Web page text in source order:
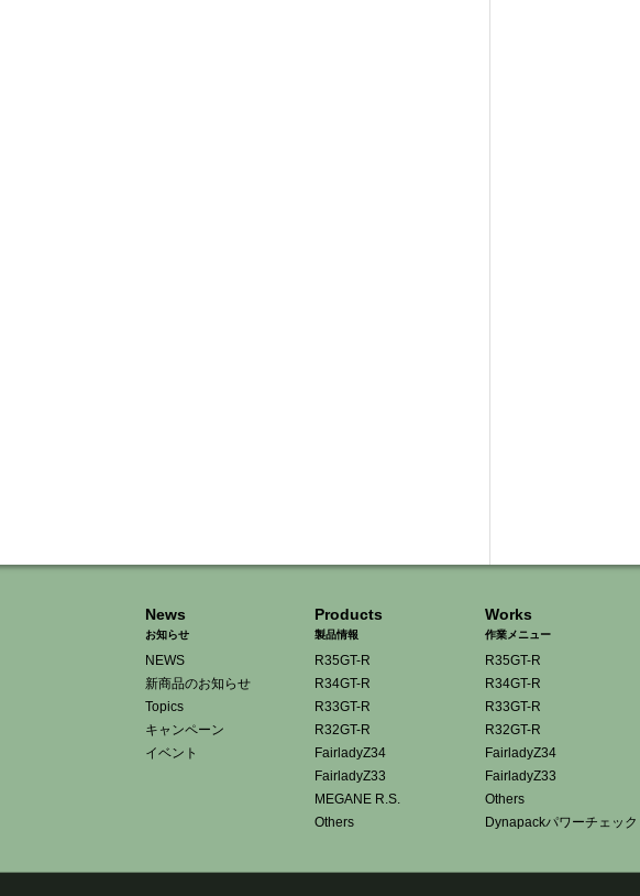
News
お知らせ
NEWS
新商品のお知らせ
Topics
キャンペーン
イベント
Products
製品情報
R35GT-R
R34GT-R
R33GT-R
R32GT-R
FairladyZ34
FairladyZ33
MEGANE R.S.
Others
Works
作業メニュー
R35GT-R
R34GT-R
R33GT-R
R32GT-R
FairladyZ34
FairladyZ33
Others
Dynapackパワーチェック